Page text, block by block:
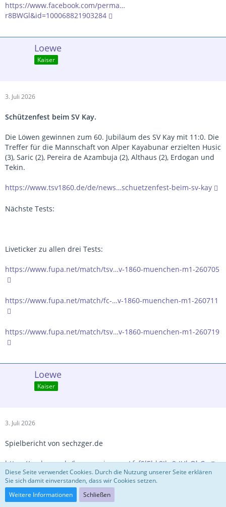
https://www.facebook.com/perma…
r8BWGl&id=100068821903284
Loewe
Kaiser
3. Juli 2026
Schützenfest beim SV Kay.
Die Löwen gewinnen zum 60. Jubiläum des SV Kay mit 11:0. Die
Treffer für die Mannschaft von Alper Kayabunar erzielten Husic
(3), Saric (2), Pereira de Azambuja (2), Althaus (2), Erdogan und
Tekin.
https://www.tsv1860.de/de/news…schuetzenfest-beim-sv-kay
Nächste Tests:
Liveticker zu allen drei Tests:
https://www.fupa.net/match/tsv…v-1860-muenchen-m1-260705
https://www.fupa.net/match/fc-…v-1860-muenchen-m1-260711
https://www.fupa.net/match/tsv…v-1860-muenchen-m1-260719
Loewe
Kaiser
3. Juli 2026
Spielbericht von sechzger.de
https://sechzger.de/loewen-sie…em_LfsfSlEhk8Jkc9-JUhOhCg
und Groundhoppers 1860
https://www.facebook.com/perma…
Diese Seite verwendet Cookies. Durch die Nutzung unserer Seite erklären
Sie sich damit einverstanden, dass wir Cookies setzen.
Weitere Informationen
Schließen